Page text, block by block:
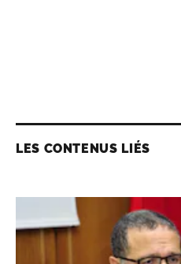
LES CONTENUS LIÉS